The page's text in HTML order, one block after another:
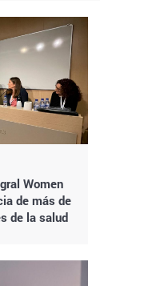
Women
de más de
de la salud